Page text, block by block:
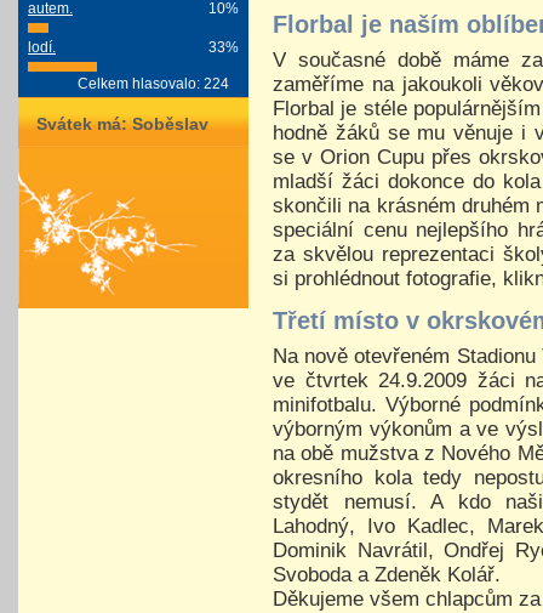
autem. 10%
lodí. 33%
Celkem hlasovalo: 224
Svátek má:Soběslav
Florbal je naším
V současné době máme
zaměříme na jakoukoli
Florbal je stéle
hodně žáků se mu věnuje i
se v Orion Cupu přes
mladší žáci dokonce do
skončili na krásném druhém
speciální cenu nejlepšího
za skvělou reprezentaci
si prohlédnout fotografie,
Třetí místo v
Na nově otevřeném
ve čtvrtek 24.9.2009 žáci
minifotbalu. Výborné
výborným výkonům a ve
na obě mužstva z Nového
okresního kola tedy
stydět nemusí. A kdo
Lahodný, Ivo Kadlec,
Dominik Navrátil, Ondřej
Svoboda a Zdeněk Kolář.
Děkujeme všem chlapcům